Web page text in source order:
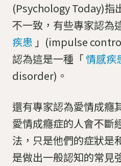
(Psychology Today)指
不一致，有些專家認為
疾患 」(impulse
認為這是一種「情感疾
disorder)。
還有專家認為愛情成癮
愛情成癮症的人會不斷
法，只是他們的症狀是
是做出一般認知的常見